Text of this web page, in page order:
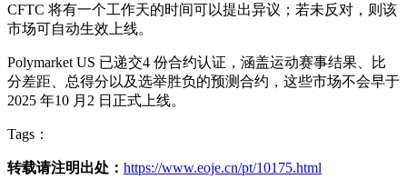
CFTC 将有一个工作天的时间可以提出异议；若未反对，则该
市场可自动生效上线。
Polymarket US 已递交4 份合约认证，涵盖运动赛事结果、比
分差距、总得分以及选举胜负的预测合约，这些市场不会早于
2025 年10 月2 日正式上线。
Tags：
转载请注明出处： https://www.eoje.cn/pt/10175.html